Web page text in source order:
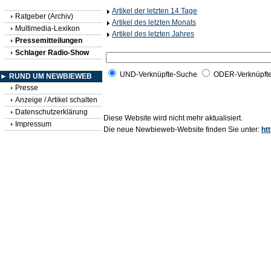
Ratgeber (Archiv)
Multimedia-Lexikon
Pressemitteilungen
Schlager Radio-Show
► RUND UM NEWBIEWEB
Presse
Anzeige / Artikel schalten
Datenschutzerklärung
Impressum
Artikel der letzten 14 Tage
Artikel des letzten Monats
Artikel des letzten Jahres
UND-Verknüpfte-Suche ODER-
Diese Website wird nicht mehr aktualisiert.
Die neue Newbieweb-Website finden Sie unter: